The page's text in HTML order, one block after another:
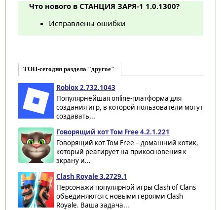
Что нового в СТАНЦИЯ ЗАРЯ-1 1.0.1300?
Исправлены ошибки
ТОП-сегодня раздела "другое"
Roblox 2.732.1043
Популярнейшая online-платформа для
создания игр, в которой пользователи могут
создавать...
Говорящий кот Том Free 4.2.1.221
Говорящий кот Том Free – домашний котик,
который реагирует на прикосновения к
экрану и...
Clash Royale 3.2729.1
Персонажи популярной игры Clash of Clans
объединяются с новыми героями Clash
Royale. Ваша задача...